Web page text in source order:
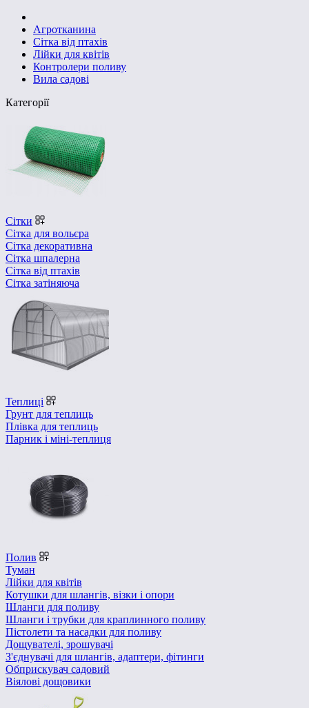
Агротканина
Сітка від птахів
Лійки для квітів
Контролери поливу
Вила садові
Категорії
Сітки
Сітка для вольєра
Сітка декоративна
Сітка шпалерна
Сітка від птахів
Сітка затіняюча
Теплиці
Грунт для теплиць
Плівка для теплиць
Парник і міні-теплиця
Полив
Туман
Лійки для квітів
Котушки для шлангів, візки і опори
Шланги для поливу
Шланги і трубки для краплинного поливу
Пістолети та насадки для поливу
Дощувателі, зрошувачі
З'єднувачі для шлангів, адаптери, фітинги
Обприскувач садовий
Віялові дощовики